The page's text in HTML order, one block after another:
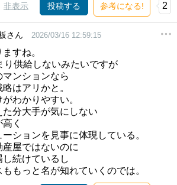
非表示 投稿する 参考になる! 2
さん 2026/03/16 12:59:15
すね。
り供給しないみたいですが
ンションなら
はアリかと。
わかりやすい。
分大手が気にしない
く
ションを見事に体現している。
屋ではないのに
続けているし
もっと名が知れていくのでは。